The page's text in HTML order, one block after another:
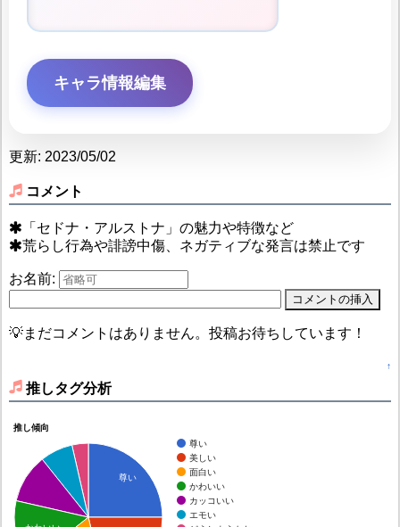
キャラ情報編集
更新: 2023/05/02
コメント
「セドナ・アルストナ」の魅力や特徴など
荒らし行為や誹謗中傷、ネガティブな発言は禁止です
お名前:
💡まだコメントはありません。投稿お待ちしています！
↑
推しタグ分析
推し傾向
尊い
美しい
面白い
かわいい
カッコいい
エモい
尊い